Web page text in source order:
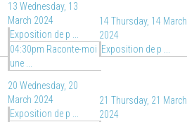
13 Wednesday, 13
March 2024
Exposition de p ...
04:30pm Raconte-moi
une ...
14 Thursday, 14 March
2024
Exposition de p ...
20 Wednesday, 20
March 2024
Exposition de p ...
21 Thursday, 21 March
2024